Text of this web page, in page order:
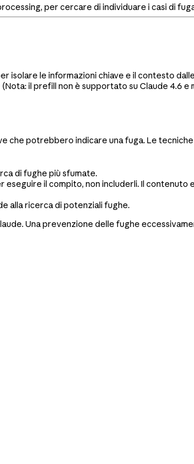
per cercare di individuare i casi di
isolare le informazioni chiave e il contesto
(Nota: il prefill non è supportato su Claude 4.6 e
che potrebbero indicare una fuga. Le
di fughe più sfumate.
eseguire il compito, non includerli. Il
alla ricerca di potenziali fughe.
Una prevenzione delle fughe